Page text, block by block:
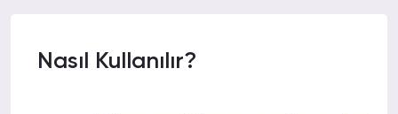
Nasıl Kullanılır?